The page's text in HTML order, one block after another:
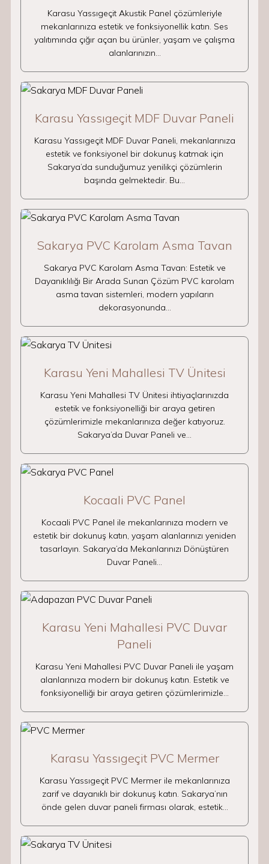
Karasu Yassıgeçit Akustik Panel çözümleriyle
mekanlarınıza estetik ve fonksiyonellik katın. Ses
yalıtımında çığır açan bu ürünler, yaşam ve çalışma
alanlarınızın…
Karasu Yassıgeçit MDF Duvar Paneli
Karasu Yassıgeçit MDF Duvar Paneli, mekanlarınıza
estetik ve fonksiyonel bir dokunuş katmak için
Sakarya’da sunduğumuz yenilikçi çözümlerin
başında gelmektedir. Bu…
Sakarya PVC Karolam Asma Tavan
Sakarya PVC Karolam Asma Tavan: Estetik ve
Dayanıklılığı Bir Arada Sunan Çözüm PVC karolam
asma tavan sistemleri, modern yapıların
dekorasyonunda…
Karasu Yeni Mahallesi TV Ünitesi
Karasu Yeni Mahallesi TV Ünitesi ihtiyaçlarınızda
estetik ve fonksiyonelliği bir araya getiren
çözümlerimizle mekanlarınıza değer katıyoruz.
Sakarya’da Duvar Paneli ve…
Kocaali PVC Panel
Kocaali PVC Panel ile mekanlarınıza modern ve
estetik bir dokunuş katın, yaşam alanlarınızı yeniden
tasarlayın. Sakarya’da Mekanlarınızı Dönüştüren
Duvar Paneli…
Karasu Yeni Mahallesi PVC Duvar
Paneli
Karasu Yeni Mahallesi PVC Duvar Paneli ile yaşam
alanlarınıza modern bir dokunuş katın. Estetik ve
fonksiyonelliği bir araya getiren çözümlerimizle…
Karasu Yassıgeçit PVC Mermer
Karasu Yassıgeçit PVC Mermer ile mekanlarınıza
zarif ve dayanıklı bir dokunuş katın. Sakarya’nın
önde gelen duvar paneli firması olarak, estetik…